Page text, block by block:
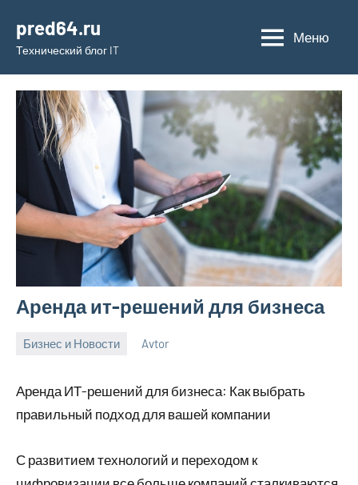
содержимому
pred64.ru
Технический блог IT
Меню
Аренда ит-решений для бизнеса
Бизнес и Новости
2024
Avtor
Аренда ИТ-решений для бизнеса: Как выбрать
правильный подход для вашей компании
С развитием технологий и переходом к